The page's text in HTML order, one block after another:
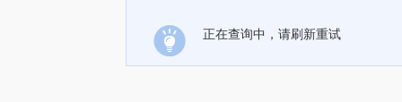
正在查询中，请刷新重试